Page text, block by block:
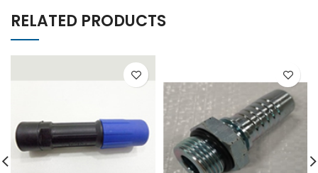
RELATED PRODUCTS